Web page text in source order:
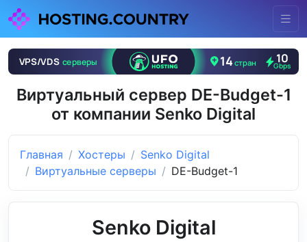
Виртуальный сервер DE-Budget-1
от компании Senko Digital
Главная Хостеры
Senko Digital
Виртуальные серверы
DE-Budget-1
Senko Digital